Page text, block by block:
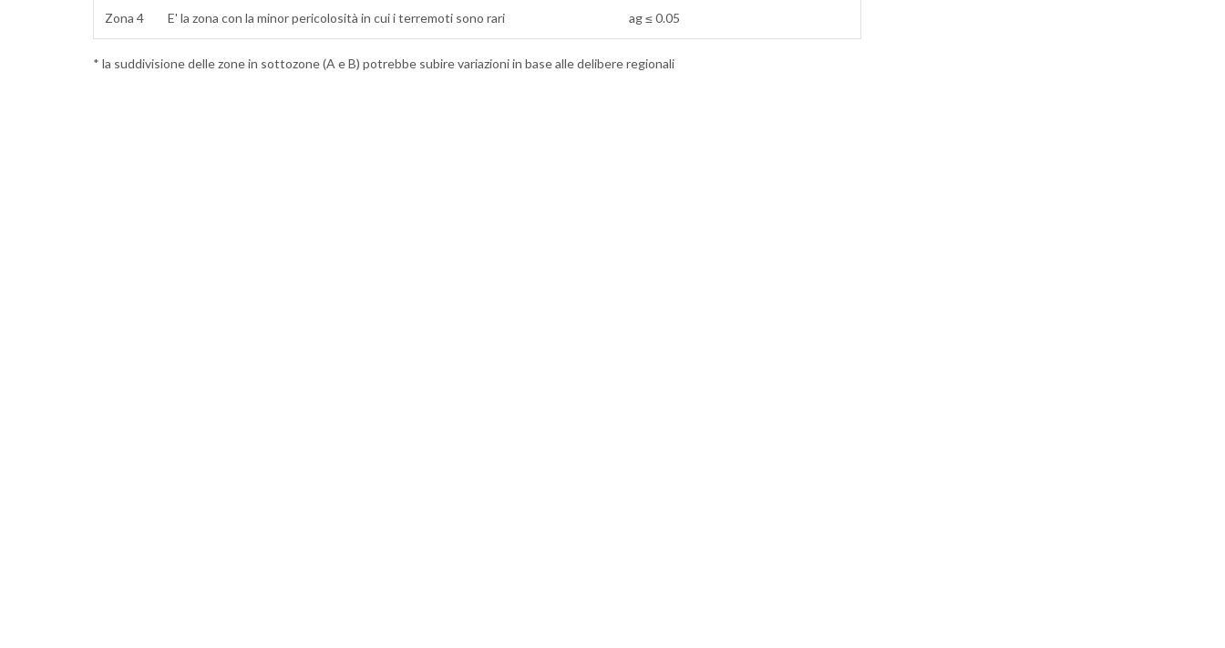
Zona 4 E' la zona con la minor pericolosità in cui i terremoti sono rari ag ≤ 0.05
* la suddivisione delle zone in sottozone (A e B) potrebbe subire variazioni in base alle delibere regionali